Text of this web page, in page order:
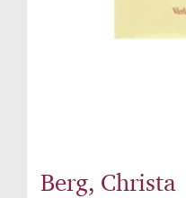
Berg, Christa